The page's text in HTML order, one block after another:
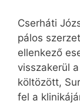
Cserháti
pálos
ellenkező
visszakerül
költözött,
fel a